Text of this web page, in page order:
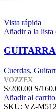
Vista rápida
Añadir a la lista
Cuerdas,
VOZZEX
S/200.00 El
precio
S/
Añadir al carrito
SKU: VZ-